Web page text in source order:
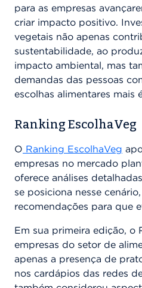
para as empresas
criar impacto positivo.
vegetais não apenas
sustentabilidade, ao
impacto ambiental, mas
demandas das pessoas
escolhas alimentares mais
Ranking EscolhaVeg
O Ranking EscolhaVeg
empresas no mercado
oferece análises
se posiciona nesse
recomendações para que
Em sua primeira edição, o
empresas do setor de
apenas a presença de
nos cardápios das redes